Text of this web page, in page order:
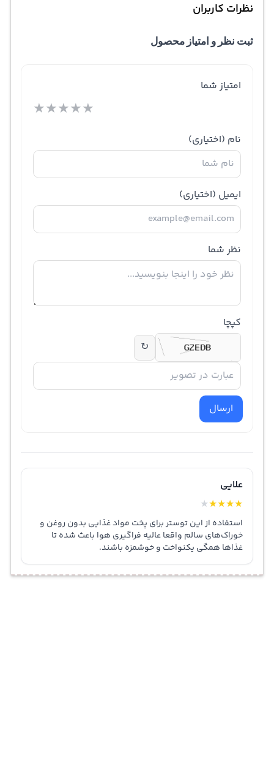
نظرات کاربران
ثبت نظر و امتیاز محصول
امتیاز شما
★★★★★
نام (اختیاری)
ایمیل (اختیاری)
نظر شما
کپچا
↻
ارسال
علایی
★
★
★
★
★
استفاده از این توستر برای پخت مواد غذایی بدون روغن و
خوراک‌های سالم واقعا عالیه فراگیری هوا باعث شده تا
غذاها همگی یکنواخت و خوشمزه باشند.